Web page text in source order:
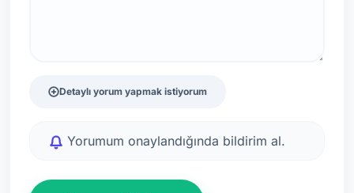
Detaylı yorum yapmak istiyorum
Yorumum onaylandığında bildirim al.